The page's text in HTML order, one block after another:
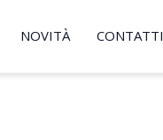
NOVITÀ CONTATTI